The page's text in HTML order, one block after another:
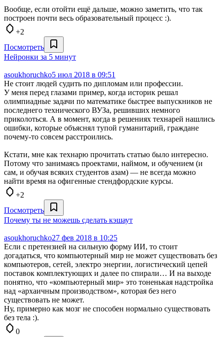
Вообще, если отойти ещё дальше, можно заметить, что так
построен почти весь образовательный процесс :).
+2
Посмотреть
Нейронки за 5 минут
asoukhoruchko5 июл 2018 в 09:51
Не стоит людей судить по дипломам или профессии.
У меня перед глазами пример, когда историк решал
олимпиадные задачи по математике быстрее выпускников не
последнего технического ВУЗа, решивших немного
приколоться. А в момент, когда в решениях технарей нашлись
ошибки, которые объяснял тупой гуманитарий, граждане
почему-то совсем расстроились.
Кстати, мне как технарю прочитать статью было интересно.
Потому что занимаясь проектами, наймом, и обучением (и
сам, и обучая всяких студентов азам) — не всегда можно
найти время на офигенные стендфордские курсы.
+2
Посмотреть
Почему ты не можешь сделать кэшаут
asoukhoruchko27 фев 2018 в 10:25
Если с претензией на сильную форму ИИ, то стоит
догадаться, что компьютерный мир не может существовать без
компьютеров, сетей, электро энергии, логистический цепей
поставок комплектующих и далее по спирали… И на выходе
понятно, что «компьютерный мир» это тоненькая надстройка
над «архаичным производством», которая без него
существовать не может.
Ну, примерно как мозг не способен нормально существовать
без тела :).
0